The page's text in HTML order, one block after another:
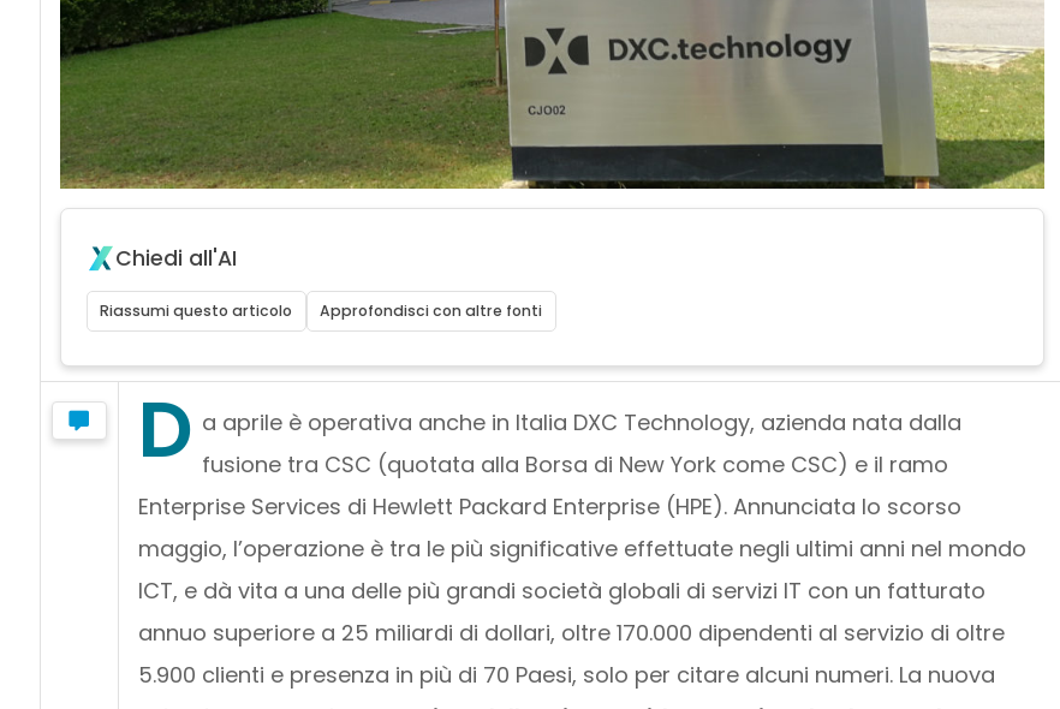
Chiedi all'AI
Riassumi questo articolo Approfondisci con altre fonti
D a aprile è operativa anche in Italia DXC Technology, azienda nata dalla
fusione tra CSC (quotata alla Borsa di New York come CSC) e il ramo
Enterprise Services di Hewlett Packard Enterprise (HPE). Annunciata lo scorso
maggio, l’operazione è tra le più significative effettuate negli ultimi anni nel mondo
ICT, e dà vita a una delle più grandi società globali di servizi IT con un fatturato
annuo superiore a 25 miliardi di dollari, oltre 170.000 dipendenti al servizio di oltre
5.900 clienti e presenza in più di 70 Paesi, solo per citare alcuni numeri. La nuova